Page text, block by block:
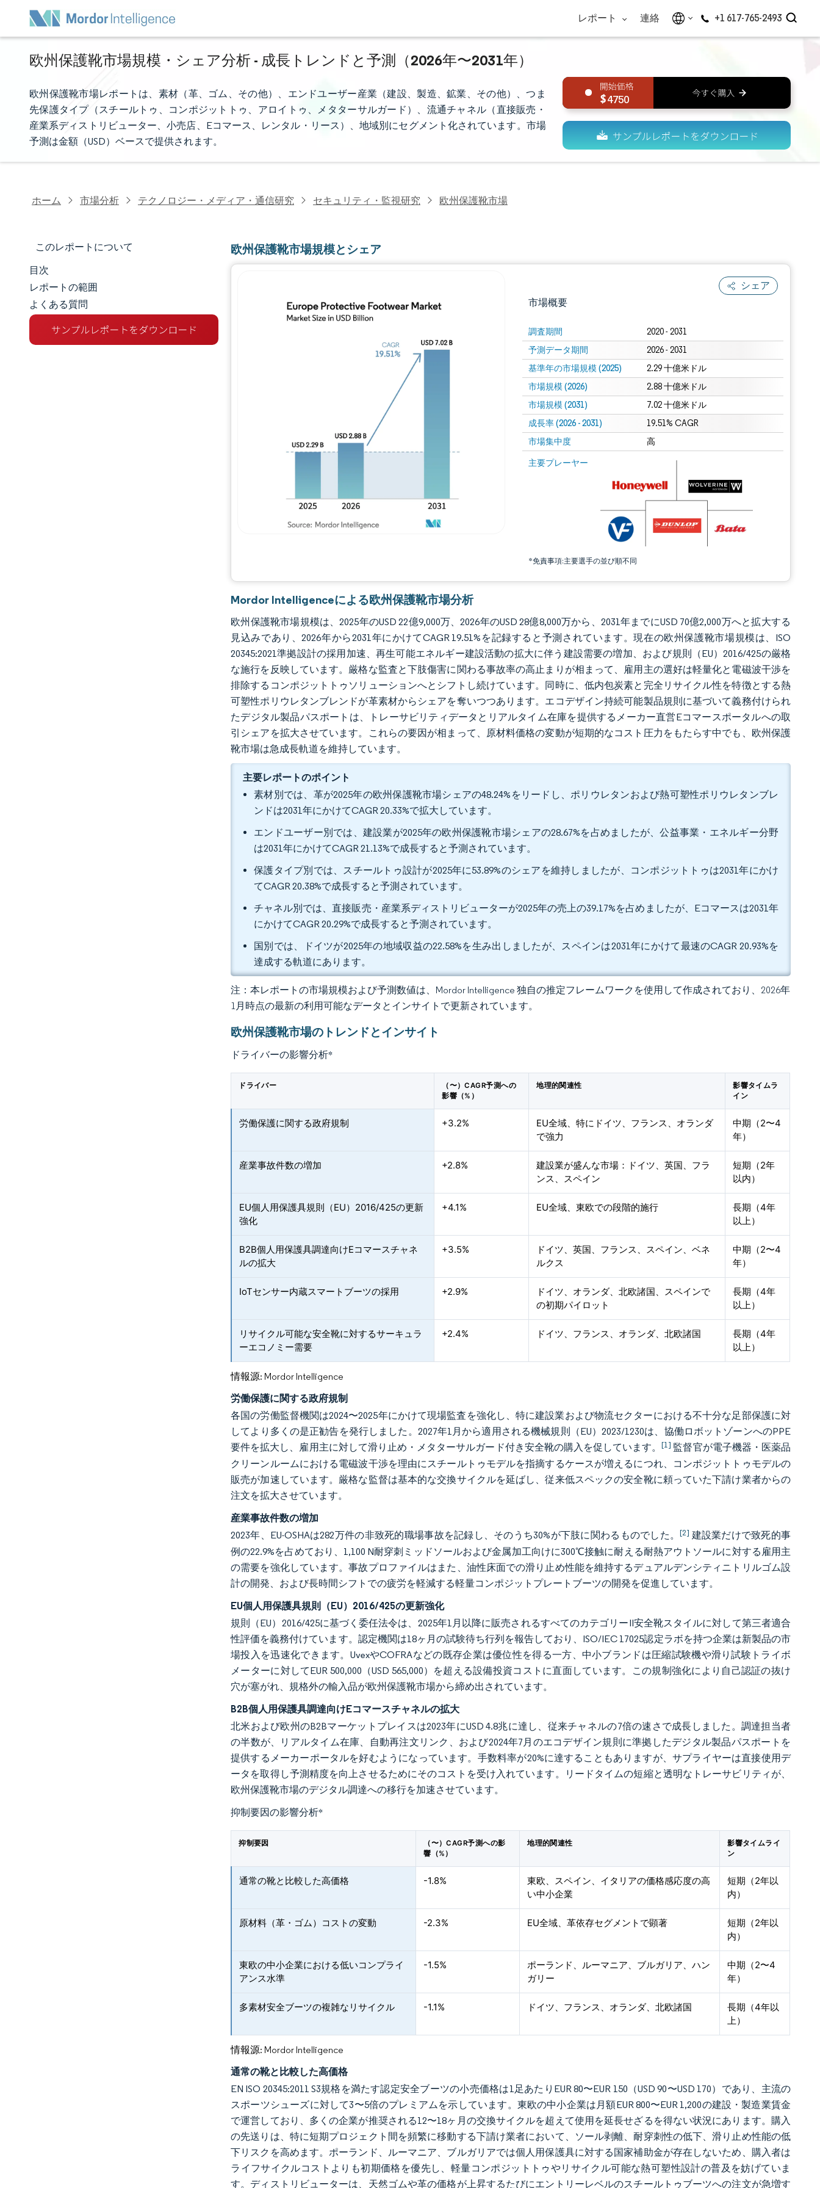
レポート 連絡 +1 617-765-2493
欧州保護靴市場規模・シェア分析 - 成長トレンドと予測（2026年〜2031年）
欧州保護靴市場レポートは、素材（革、ゴム、その他）、エンドユーザー産業（建設、製造、鉱業、その他）、つま
先保護タイプ（スチールトゥ、コンポジットトゥ、アロイトゥ、メタターサルガード）、流通チャネル（直接販売・
産業系ディストリビューター、小売店、Eコマース、レンタル・リース）、地域別にセグメント化されています。市場
予測は金額（USD）ベースで提供されます。
4750
ホーム 市場分析 テクノロジー・メディア・通信研究 セキュリティ・監視研究 欧州保護靴市場
このレポートについて
市場規模とシェア
市場分析
トレンドとインサイト
目次
レポートの範囲
よくある質問
欧州保護靴市場規模とシェア
シェア
市場概要
調査期間 2020 - 2031
予測データ期間 2026 - 2031
基準年の市場規模 (2025) 2.29 十億米ドル
市場規模 (2026) 2.88 十億米ドル
市場規模 (2031) 7.02 十億米ドル
成長率 (2026 - 2031) 19.51% CAGR
市場集中度 高
主要プレーヤー
*免責事項:主要選手の並び順不同
画像 © Mordor Intelligence。再利用にはCC BY 4.0の表示が必要です。
画像 © Mordor Intelligence。再利用にはCC BY 4.0の表示が必要です。
Mordor Intelligenceによる欧州保護靴市場分析
欧州保護靴市場規模は、2025年のUSD 22億9,000万、2026年のUSD 28億8,000万から、2031年までにUSD 70億2,000万へと拡大する
見込みであり、2026年から2031年にかけてCAGR 19.51%を記録すると予測されています。現在の欧州保護靴市場規模は、ISO
20345:2021準拠設計の採用加速、再生可能エネルギー建設活動の拡大に伴う建設需要の増加、および規則（EU）2016/425の厳格
な施行を反映しています。厳格な監査と下肢傷害に関わる事故率の高止まりが相まって、雇用主の選好は軽量化と電磁波干渉を
排除するコンポジットトゥソリューションへとシフトし続けています。同時に、低内包炭素と完全リサイクル性を特徴とする熱
可塑性ポリウレタンブレンドが革素材からシェアを奪いつつあります。エコデザイン持続可能製品規則に基づいて義務付けられ
たデジタル製品パスポートは、トレーサビリティデータとリアルタイム在庫を提供するメーカー直営Eコマースポータルへの取
引シェアを拡大させています。これらの要因が相まって、原材料価格の変動が短期的なコスト圧力をもたらす中でも、欧州保護
靴市場は急成長軌道を維持しています。
主要レポートのポイント
素材別では、革が2025年の欧州保護靴市場シェアの48.24%をリードし、ポリウレタンおよび熱可塑性ポリウレタンブレ
ンドは2031年にかけてCAGR 20.33%で拡大しています。
エンドユーザー別では、建設業が2025年の欧州保護靴市場シェアの28.67%を占めましたが、公益事業・エネルギー分野
は2031年にかけてCAGR 21.13%で成長すると予測されています。
保護タイプ別では、スチールトゥ設計が2025年に53.89%のシェアを維持しましたが、コンポジットトゥは2031年にかけ
てCAGR 20.38%で成長すると予測されています。
チャネル別では、直接販売・産業系ディストリビューターが2025年の売上の39.17%を占めましたが、Eコマースは2031年
にかけてCAGR 20.29%で成長すると予測されています。
国別では、ドイツが2025年の地域収益の22.58%を生み出しましたが、スペインは2031年にかけて最速のCAGR 20.93%を
達成する軌道にあります。
注：本レポートの市場規模および予測数値は、Mordor Intelligence 独自の推定フレームワークを使用して作成されており、2026年
1月時点の最新の利用可能なデータとインサイトで更新されています。
欧州保護靴市場のトレンドとインサイト
ドライバーの影響分析*
ドライバー
（〜）CAGR予測への
影響（%）
地理的関連性
影響タイムラ
イン
労働保護に関する政府規制 +3.2%
EU全域、特にドイツ、フランス、オランダ
で強力
中期（2〜4
年）
産業事故件数の増加 +2.8%
建設業が盛んな市場：ドイツ、英国、フラ
ンス、スペイン
短期（2年
以内）
EU個人用保護具規則（EU）2016/425の更新
強化
+4.1% EU全域、東欧での段階的施行
長期（4年
以上）
B2B個人用保護具調達向けEコマースチャネ
ルの拡大
+3.5%
ドイツ、英国、フランス、スペイン、ベネ
ルクス
中期（2〜4
年）
IoTセンサー内蔵スマートブーツの採用 +2.9%
ドイツ、オランダ、北欧諸国、スペインで
の初期パイロット
長期（4年
以上）
リサイクル可能な安全靴に対するサーキュラ
ーエコノミー需要
+2.4% ドイツ、フランス、オランダ、北欧諸国
長期（4年
以上）
情報源: Mordor Intelligence
労働保護に関する政府規制
各国の労働監督機関は2024〜2025年にかけて現場監査を強化し、特に建設業および物流セクターにおける不十分な足部保護に対
してより多くの是正勧告を発行しました。2027年1月から適用される機械規則（EU）2023/1230は、協働ロボットゾーンへのPPE
要件を拡大し、雇用主に対して滑り止め・メタターサルガード付き安全靴の購入を促しています。[1] 監督官が電子機器・医薬品
クリーンルームにおける電磁波干渉を理由にスチールトゥモデルを指摘するケースが増えるにつれ、コンポジットトゥモデルの
販売が加速しています。厳格な監督は基本的な交換サイクルを延ばし、従来低スペックの安全靴に頼っていた下請け業者からの
注文を拡大させています。
産業事故件数の増加
2023年、EU-OSHAは282万件の非致死的職場事故を記録し、そのうち30%が下肢に関わるものでした。[2] 建設業だけで致死的事
例の22.9%を占めており、1,100 N耐穿刺ミッドソールおよび金属加工向けに300℃接触に耐える耐熱アウトソールに対する雇用主
の需要を強化しています。事故プロファイルはまた、油性床面での滑り止め性能を維持するデュアルデンシティニトリルゴム設
計の開発、および長時間シフトでの疲労を軽減する軽量コンポジットプレートブーツの開発を促進しています。
EU個人用保護具規則（EU）2016/425の更新強化
規則（EU）2016/425に基づく委任法令は、2025年1月以降に販売されるすべてのカテゴリーII安全靴スタイルに対して第三者適合
性評価を義務付けています。認定機関は18ヶ月の試験待ち行列を報告しており、ISO/IEC 17025認定ラボを持つ企業は新製品の市
場投入を迅速化できます。UvexやCOFRAなどの既存企業は優位性を得る一方、中小ブランドは圧縮試験機や滑り試験トライボ
メーターに対してEUR 500,000（USD 565,000）を超える設備投資コストに直面しています。この規制強化により自己認証の抜け
穴が塞がれ、規格外の輸入品が欧州保護靴市場から締め出されています。
B2B個人用保護具調達向けEコマースチャネルの拡大
北米および欧州のB2Bマーケットプレイスは2023年にUSD 4.8兆に達し、従来チャネルの7倍の速さで成長しました。調達担当者
の半数が、リアルタイム在庫、自動再注文リンク、および2024年7月のエコデザイン規則に準拠したデジタル製品パスポートを
提供するメーカーポータルを好むようになっています。手数料率が20%に達することもありますが、サプライヤーは直接使用デ
ータを取得し予測精度を向上させるためにそのコストを受け入れています。リードタイムの短縮と透明なトレーサビリティが、
欧州保護靴市場のデジタル調達への移行を加速させています。
抑制要因の影響分析*
抑制要因
（〜）CAGR予測への影
響（%）
地理的関連性
影響タイムライ
ン
通常の靴と比較した高価格 -1.8%
東欧、スペイン、イタリアの価格感応度の高
い中小企業
短期（2年以
内）
原材料（革・ゴム）コストの変動 -2.3% EU全域、革依存セグメントで顕著
短期（2年以
内）
東欧の中小企業における低いコンプライ
アンス水準
-1.5%
ポーランド、ルーマニア、ブルガリア、ハン
ガリー
中期（2〜4
年）
多素材安全ブーツの複雑なリサイクル -1.1% ドイツ、フランス、オランダ、北欧諸国
長期（4年以
上）
情報源: Mordor Intelligence
通常の靴と比較した高価格
EN ISO 20345:2011 S3規格を満たす認定安全ブーツの小売価格は1足あたりEUR 80〜EUR 150（USD 90〜USD 170）であり、主流の
スポーツシューズに対して3〜5倍のプレミアムを示しています。東欧の中小企業は月額EUR 800〜EUR 1,200の建設・製造業賃金
で運営しており、多くの企業が推奨される12〜18ヶ月の交換サイクルを超えて使用を延長せざるを得ない状況にあります。購入
の先送りは、特に短期プロジェクト間を頻繁に移動する下請け業者において、ソール剥離、耐穿刺性の低下、滑り止め性能の低
下リスクを高めます。ポーランド、ルーマニア、ブルガリアでは個人用保護具に対する国家補助金が存在しないため、購入者は
ライフサイクルコストよりも初期価格を優先し、軽量コンポジットトゥやリサイクル可能な熱可塑性設計の普及を妨げていま
す。ディストリビューターは、天然ゴムや革の価格が上昇するたびにエントリーレベルのスチールトゥブーツへの注文が急増す